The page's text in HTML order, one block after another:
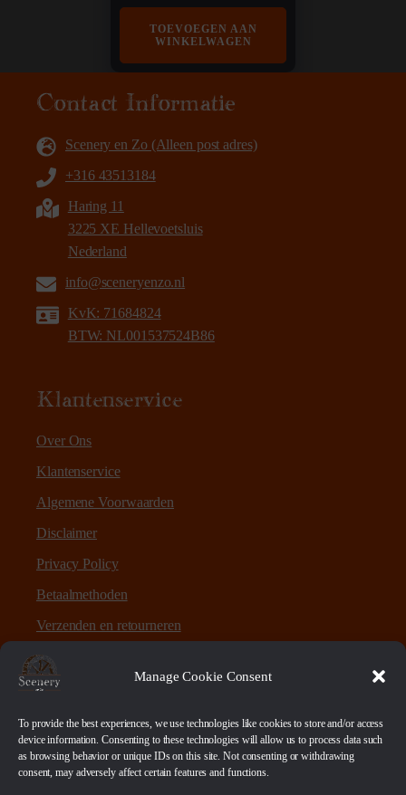
Manage Cookie Consent
To provide the best experiences, we use technologies like cookies to store and/or access
device information. Consenting to these technologies will allow us to process data such
as browsing behavior or unique IDs on this site. Not consenting or withdrawing
consent, may adversely affect certain features and functions.
TOEVOEGEN AAN
WINKELWAGEN
Contact Informatie
Scenery en Zo (Alleen post adres)
+316 43513184
Haring 11
3225 XE Hellevoetsluis
Nederland
info@sceneryenzo.nl
KvK: 71684824
BTW: NL001537524B86
Klantenservice
Over Ons
Klantenservice
Algemene Voorwaarden
Disclaimer
Privacy Policy
Betaalmethoden
Verzenden en retourneren
Sitemap
Over Scenery en Zo
Scenery en Zo is een webshop voor table-top games en
scenery. Maar ook ruwe materialen, bases en sokkels.